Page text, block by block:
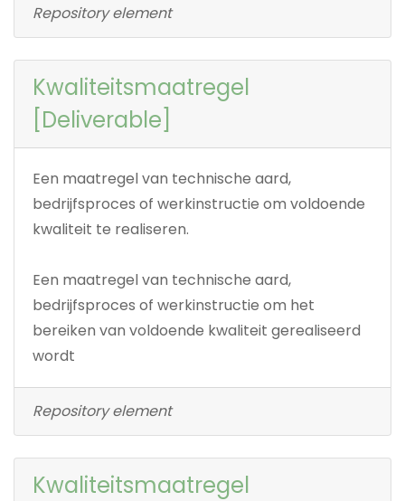
Repository element
Kwaliteitsmaatregel
[Deliverable]
Een maatregel van technische aard,
bedrijfsproces of werkinstructie om voldoende
kwaliteit te realiseren.
Een maatregel van technische aard,
bedrijfsproces of werkinstructie om het
bereiken van voldoende kwaliteit gerealiseerd
wordt
Repository element
Kwaliteitsmaatregel